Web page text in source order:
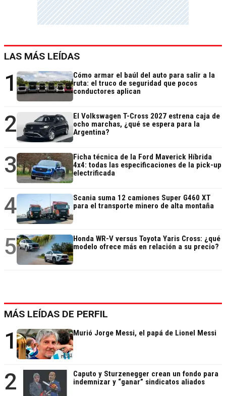
LAS MÁS LEÍDAS
1
Cómo armar el baúl del auto para salir a la
ruta: el truco de seguridad que pocos
conductores aplican
2
El Volkswagen T-Cross 2027 estrena caja de
ocho marchas, ¿qué se espera para la
Argentina?
3
Ficha técnica de la Ford Maverick Híbrida
4x4: todas las especificaciones de la pick-up
electrificada
4
Scania suma 12 camiones Super G460 XT
para el transporte minero de alta montaña
5
Honda WR-V versus Toyota Yaris Cross: ¿qué
modelo ofrece más en relación a su precio?
MÁS LEÍDAS DE PERFIL
1 Murió Jorge Messi, el papá de Lionel Messi
2
Caputo y Sturzenegger crean un fondo para
indemnizar y “ganar” sindicatos aliados